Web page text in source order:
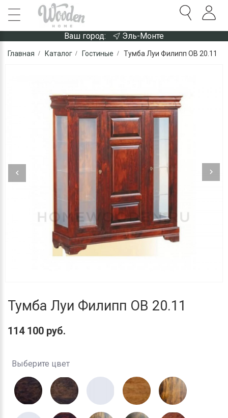
Ваш город: Эль-Монте
Главная Каталог Гостиные Тумба Луи Филипп ОВ 20.11
Тумба Луи Филипп ОВ 20.11
114 100 руб.
Выберите цвет